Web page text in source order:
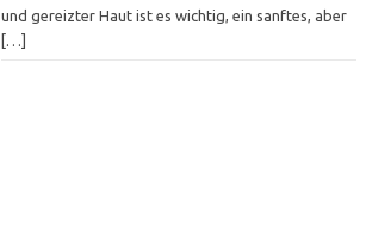
und gereizter Haut ist es wichtig, ein sanftes, aber
[…]